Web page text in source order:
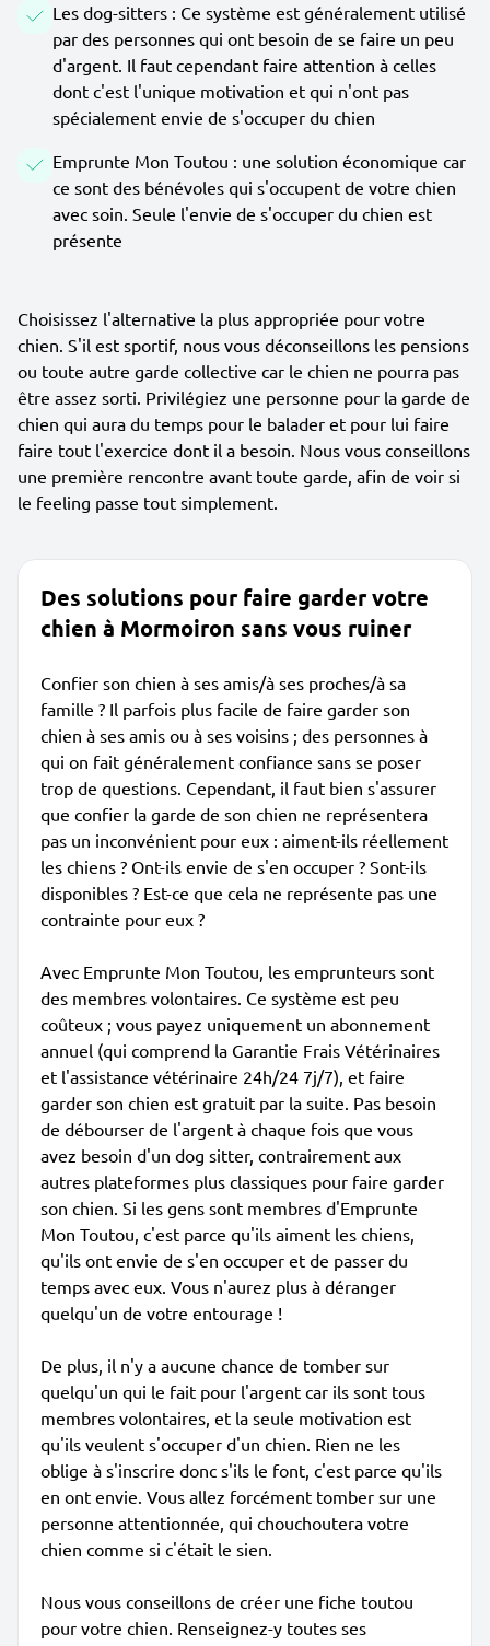
Les dog-sitters : Ce système est généralement utilisé
par des personnes qui ont besoin de se faire un peu
d'argent. Il faut cependant faire attention à celles
dont c'est l'unique motivation et qui n'ont pas
spécialement envie de s'occuper du chien
Emprunte Mon Toutou : une solution économique car
ce sont des bénévoles qui s'occupent de votre chien
avec soin. Seule l'envie de s'occuper du chien est
présente
Choisissez l'alternative la plus appropriée pour votre
chien. S'il est sportif, nous vous déconseillons les pensions
ou toute autre garde collective car le chien ne pourra pas
être assez sorti. Privilégiez une personne pour la garde de
chien qui aura du temps pour le balader et pour lui faire
faire tout l'exercice dont il a besoin. Nous vous conseillons
une première rencontre avant toute garde, afin de voir si
le feeling passe tout simplement.
Des solutions pour faire garder votre
chien à Mormoiron sans vous ruiner
Confier son chien à ses amis/à ses proches/à sa
famille ? Il parfois plus facile de faire garder son
chien à ses amis ou à ses voisins ; des personnes à
qui on fait généralement confiance sans se poser
trop de questions. Cependant, il faut bien s'assurer
que confier la garde de son chien ne représentera
pas un inconvénient pour eux : aiment-ils réellement
les chiens ? Ont-ils envie de s'en occuper ? Sont-ils
disponibles ? Est-ce que cela ne représente pas une
contrainte pour eux ?
Avec Emprunte Mon Toutou, les emprunteurs sont
des membres volontaires. Ce système est peu
coûteux ; vous payez uniquement un abonnement
annuel (qui comprend la Garantie Frais Vétérinaires
et l'assistance vétérinaire 24h/24 7j/7), et faire
garder son chien est gratuit par la suite. Pas besoin
de débourser de l'argent à chaque fois que vous
avez besoin d'un dog sitter, contrairement aux
autres plateformes plus classiques pour faire garder
son chien. Si les gens sont membres d'Emprunte
Mon Toutou, c'est parce qu'ils aiment les chiens,
qu'ils ont envie de s'en occuper et de passer du
temps avec eux. Vous n'aurez plus à déranger
quelqu'un de votre entourage !
De plus, il n'y a aucune chance de tomber sur
quelqu'un qui le fait pour l'argent car ils sont tous
membres volontaires, et la seule motivation est
qu'ils veulent s'occuper d'un chien. Rien ne les
oblige à s'inscrire donc s'ils le font, c'est parce qu'ils
en ont envie. Vous allez forcément tomber sur une
personne attentionnée, qui chouchoutera votre
chien comme si c'était le sien.
Nous vous conseillons de créer une fiche toutou
pour votre chien. Renseignez-y toutes ses